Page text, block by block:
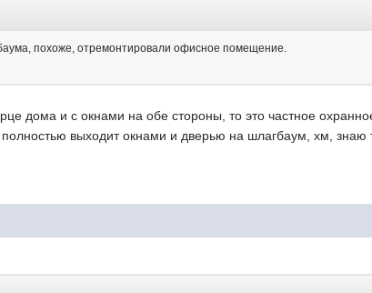
похоже, отремонтировали офисное помещение.
дома и с окнами на обе стороны, то это частное
выходит окнами и дверью на шлагбаум, хм, знаю